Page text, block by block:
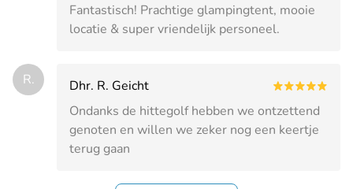
Fantastisch! Prachtige glampingtent, mooie
locatie & super vriendelijk personeel.
R.
Dhr. R. Geicht
Ondanks de hittegolf hebben we ontzettend
genoten en willen we zeker nog een keertje
terug gaan